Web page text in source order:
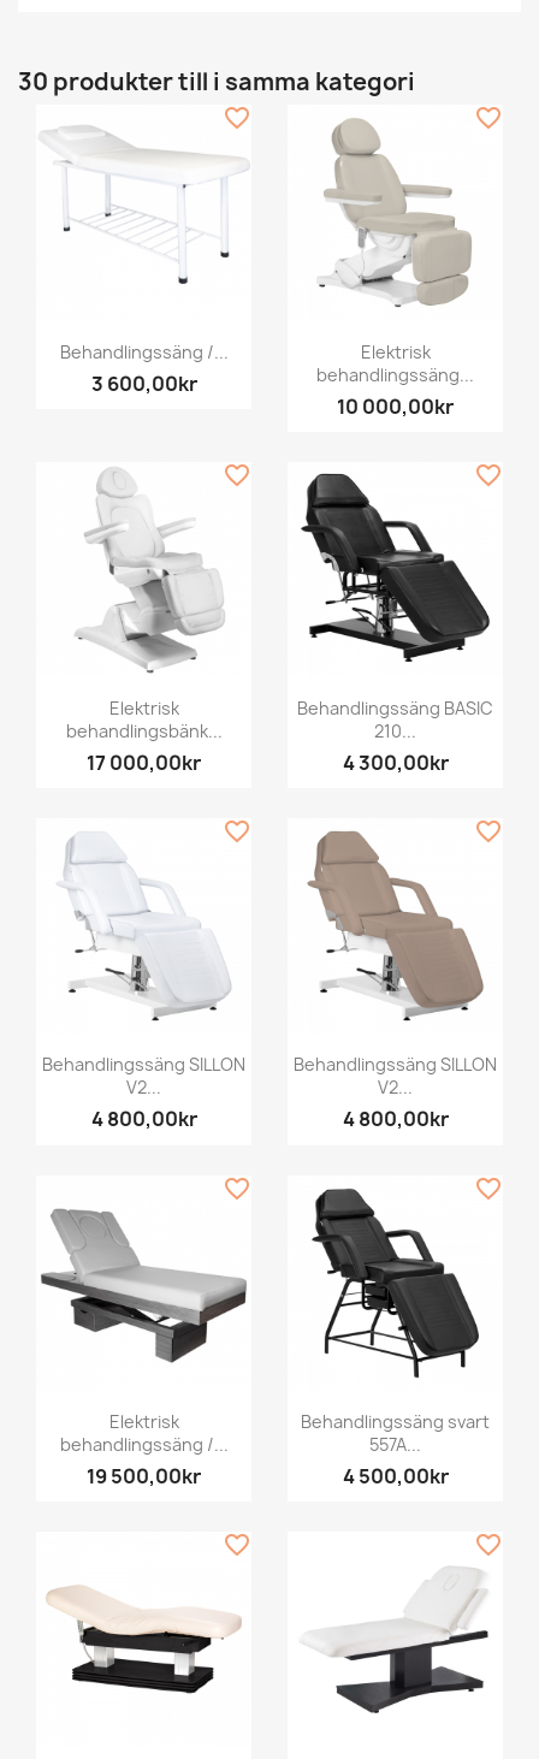
30 produkter till i samma kategori
Behandlingssäng /...
3 600,00kr
favorite_border
Elektrisk
behandlingssäng...
10 000,00kr
favorite_border
Elektrisk
behandlingsbänk...
17 000,00kr
favorite_border
Behandlingssäng BASIC
210...
4 300,00kr
favorite_border
Behandlingssäng SILLON
V2...
4 800,00kr
favorite_border
Behandlingssäng SILLON
V2...
4 800,00kr
favorite_border
Elektrisk
behandlingssäng /...
19 500,00kr
favorite_border
Behandlingssäng svart
557A...
4 500,00kr
favorite_border
favorite_border favorite_border